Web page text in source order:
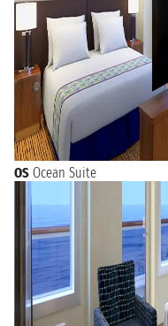
OS Ocean Suite